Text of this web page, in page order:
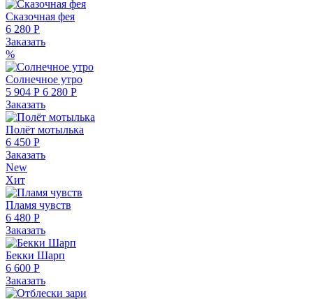
Сказочная фея
6 280 Р
Заказать
%
Солнечное утро
5 904 Р 6 280 Р
Заказать
Полёт мотылька
6 450 Р
Заказать
New
Хит
Пламя чувств
6 480 Р
Заказать
Бекки Шарп
6 600 Р
Заказать